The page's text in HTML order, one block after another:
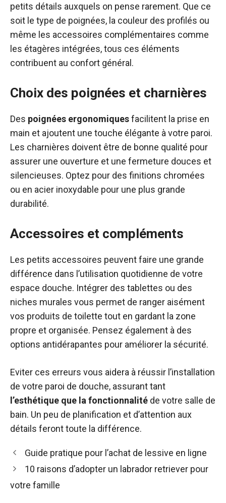
petits détails auxquels on pense rarement. Que ce
soit le type de poignées, la couleur des profilés ou
même les accessoires complémentaires comme
les étagères intégrées, tous ces éléments
contribuent au confort général.
Choix des poignées et charnières
Des poignées ergonomiquesfacilitent la prise en
main et ajoutent une touche élégante à votre paroi.
Les charnières doivent être de bonne qualité pour
assurer une ouverture et une fermeture douces et
silencieuses. Optez pour des finitions chromées
ou en acier inoxydable pour une plus grande
durabilité.
Accessoires et compléments
Les petits accessoires peuvent faire une grande
différence dans l’utilisation quotidienne de votre
espace douche. Intégrer des tablettes ou des
niches murales vous permet de ranger aisément
vos produits de toilette tout en gardant la zone
propre et organisée. Pensez également à des
options antidérapantes pour améliorer la sécurité.
Eviter ces erreurs vous aidera à réussir l’installation
de votre paroi de douche, assurant tant
l’esthétique que la fonctionnalité de votre salle de
bain. Un peu de planification et d’attention aux
détails feront toute la différence.
Guide pratique pour l’achat de lessive en ligne
10 raisons d’adopter un labrador retriever pour
votre famille